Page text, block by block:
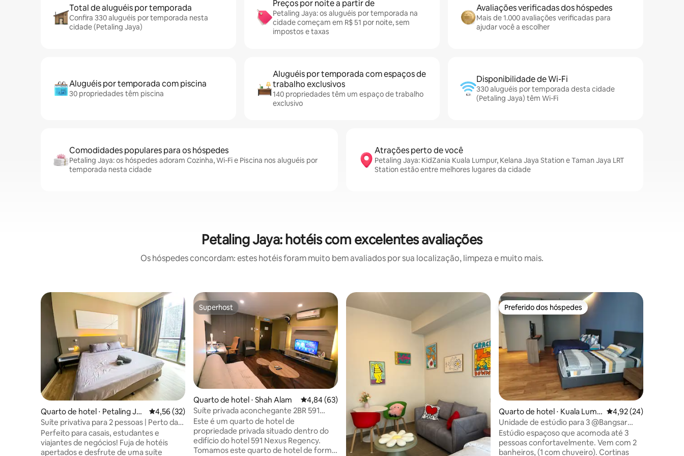
Total de aluguéis por temporada
Confira 330 aluguéis por temporada nesta
cidade (Petaling Jaya)
Preços por noite a partir de
Petaling Jaya: os aluguéis por temporada na
cidade começam em R$ 51 por noite, sem
impostos e taxas
Avaliações verificadas dos hóspedes
Mais de 1.000 avaliações verificadas para
ajudar você a escolher
Aluguéis por temporada com piscina
30 propriedades têm piscina
Aluguéis por temporada com espaços de
trabalho exclusivos
140 propriedades têm um espaço de trabalho
exclusivo
Disponibilidade de Wi-Fi
330 aluguéis por temporada desta cidade
(Petaling Jaya) têm Wi-Fi
Comodidades populares para os hóspedes
Petaling Jaya: os hóspedes adoram Cozinha, Wi-Fi e Piscina nos aluguéis por
temporada nesta cidade
Atrações perto de você
Petaling Jaya: KidZania Kuala Lumpur, Kelana Jaya Station e Taman Jaya LRT
Station estão entre melhores lugares da cidade
Petaling Jaya: hotéis com excelentes avaliações
Os hóspedes concordam: estes hotéis foram muito bem avaliados por sua localização, limpeza e muito mais.
Quarto de hotel ⋅ Petaling Jay
a
4,56 de uma avaliação média de 5, 32 avaliações
4,56 (32)
Suíte privativa para 2 pessoas | Perto da
IKEA SEGi e MRT | Wi-Fi
Perfeito para casais, estudantes e
viajantes de negócios! Fuja de hotéis
apertados e desfrute de uma suíte
Superhost
Superhost
Quarto de hotel ⋅ Shah Alam 4,84 de uma avaliação média de 5, 63 avaliações
4,84 (63)
Suíte privada aconchegante 2BR 591
Nexus USJ Shah Alam
Este é um quarto de hotel de
propriedade privada situado dentro do
edifício do hotel 591 Nexus Regency.
Tomamos este quarto de hotel de forma
Preferido dos hóspedes
Preferido dos hóspedes
Quarto de hotel ⋅ Kuala Lump
ur
4,92 de uma
4,92 (24)
Unidade de estúdio para 3 @Bangsar
Trade Centre (Torre D)
Estúdio espaçoso que acomoda até 3
pessoas confortavelmente. Vem com 2
banheiros, (1 com chuveiro). Cortinas